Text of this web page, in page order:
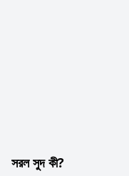
সরল সুদ কী?